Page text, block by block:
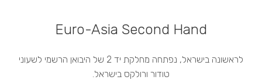
Euro-Asia Second Hand
לראשונה בישראל, נפתחה מחלקת יד 2 של היבואן הרשמי לשעוני
טודור ורולקס בישראל.